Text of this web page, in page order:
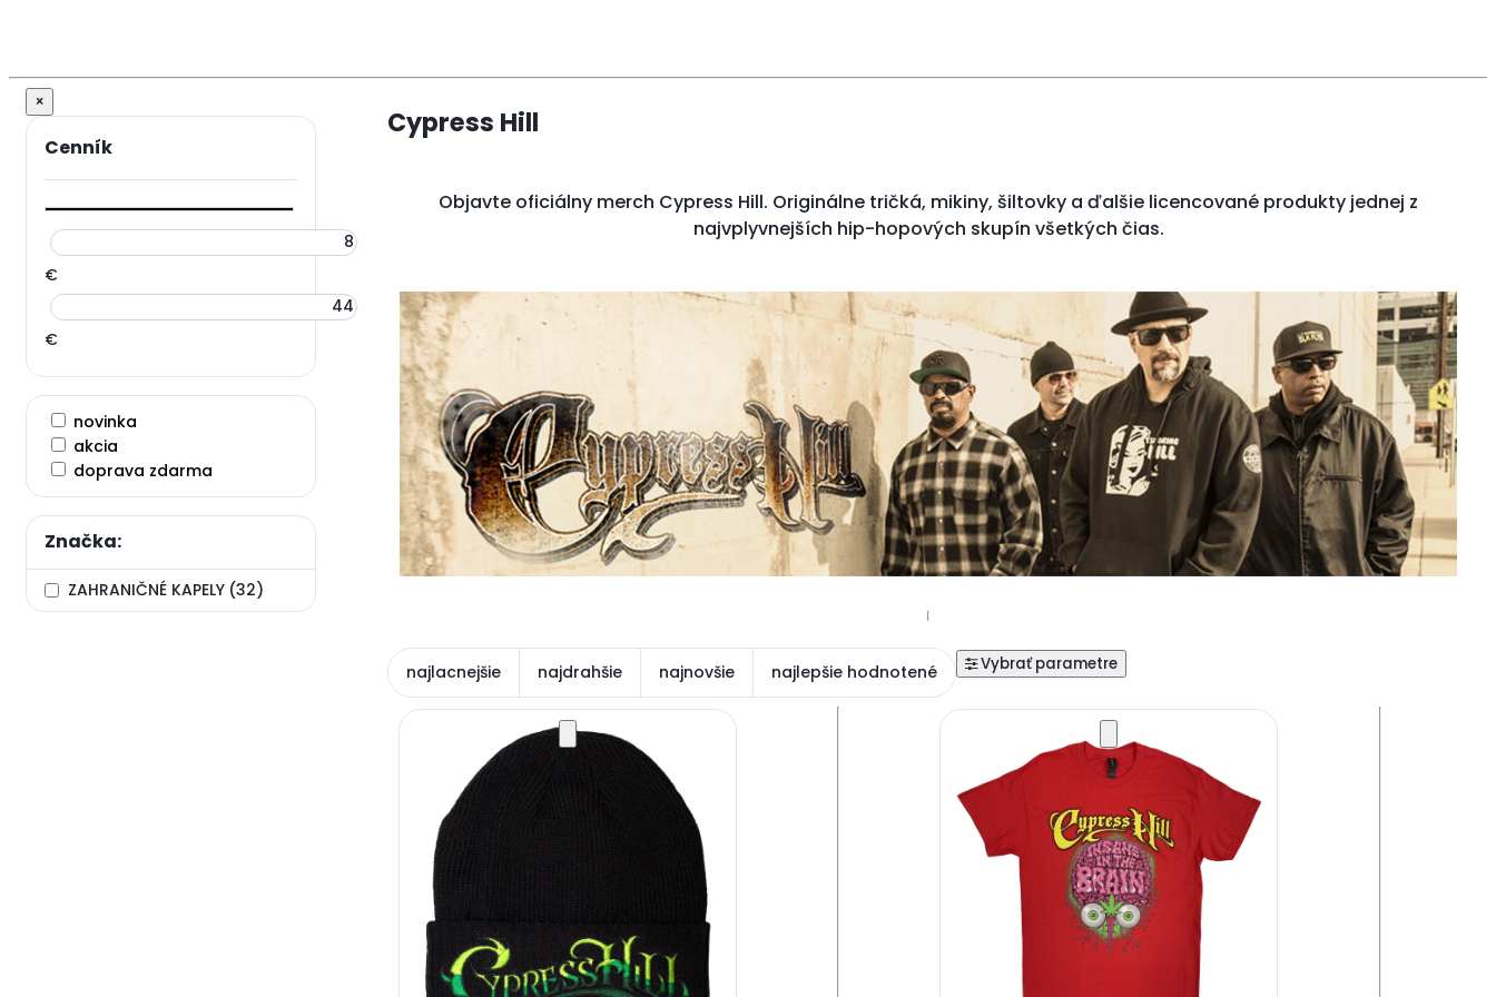
Cypress Hill
Objavte oficiálny merch Cypress Hill. Originálne tričká, mikiny, šiltovky a ďalšie licencované produkty jednej z
najvplyvnejších hip-hopových skupín všetkých čias.
×
€
€
novinka
akcia
doprava zdarma
Značka:
ZAHRANIČNÉ KAPELY (32)
najlacnejšie najdrahšie najnovšie najlepšie hodnotené